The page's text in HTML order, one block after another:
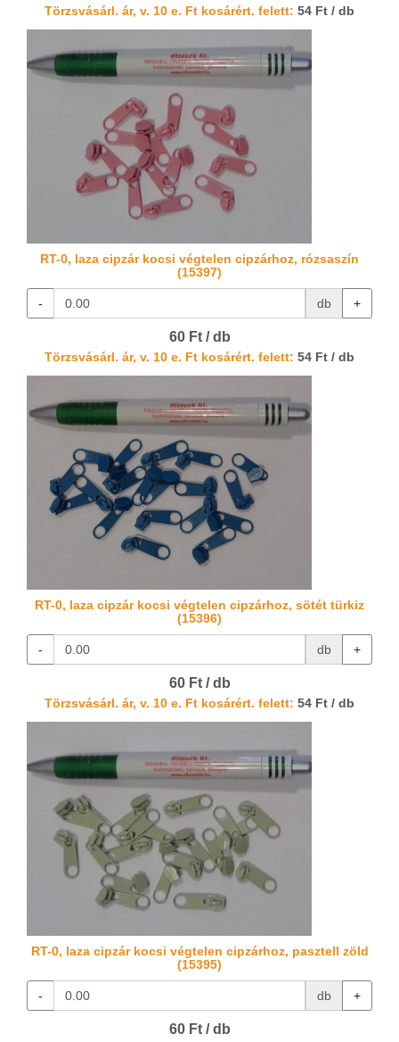
Törzsvásárl. ár, v. 10 e. Ft kosárért. felett: 54 Ft / db
RT-0, laza cipzár kocsi végtelen cipzárhoz, rózsaszín
(15397)
- db +
60 Ft / db
Törzsvásárl. ár, v. 10 e. Ft kosárért. felett: 54 Ft / db
RT-0, laza cipzár kocsi végtelen cipzárhoz, sötét türkiz
(15396)
- db +
60 Ft / db
Törzsvásárl. ár, v. 10 e. Ft kosárért. felett: 54 Ft / db
RT-0, laza cipzár kocsi végtelen cipzárhoz, pasztell zöld
(15395)
- db +
60 Ft / db